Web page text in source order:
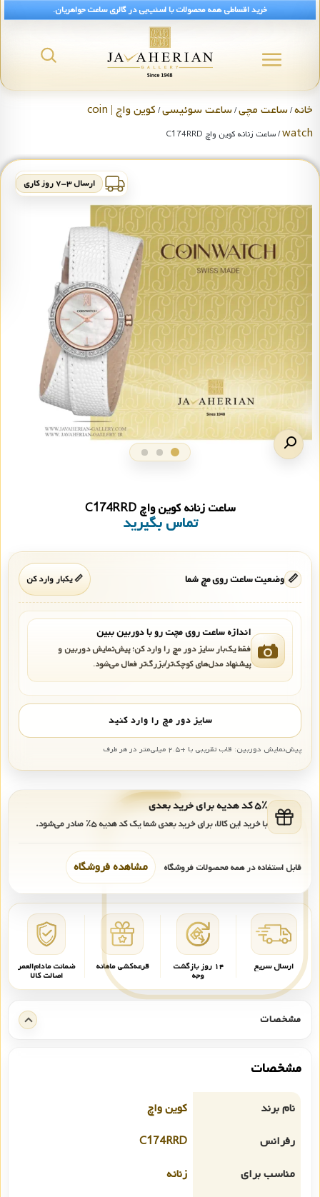
خرید اقساطی همه محصولات با اسنپ‌پی در گالری ساعت جواهریان.
خانه/ساعت مچی/ساعت سوئیسی/
کوین واچ | coin
watch/ ساعت زنانه کوین واچ C174RRD
ارسال ۳-۷ روز کاری
ساعت زنانه کوین واچ C174RRD
تماس بگیرید
📏 وضعیت ساعت روی مچ شما 📏 یکبار وارد کن
اندازه ساعت روی مچت رو با دوربین ببین
فقط یک‌بار سایز دور مچ را وارد کن؛ پیش‌نمایش دوربین و
پیشنهاد مدل‌های کوچک‌تر/بزرگ‌تر فعال می‌شود.
سایز دور مچ را وارد کنید
پیش‌نمایش دوربین: قاب تقریبی با +۲.۵ میلی‌متر در هر طرف
۵٪ کد هدیه برای خرید بعدی
با خرید این کالا، برای خرید بعدی شما یک کد هدیه۵٪ صادر می‌شود.
قابل استفاده در همه محصولات فروشگاه مشاهده فروشگاه
ارسال سریع ۱۴ روز بازگشت
وجه
قرعه‌کشی ماهانه ضمانت مادام‌العمر
اصالت کالا
مشخصات
مشخصات
نام برند
کوین واچ
رفرانس
C174RRD
مناسب برای
زنانه